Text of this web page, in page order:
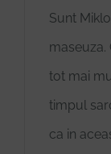
Devino doula
Contact
Sunt
maseuza.
tot mai
timpul
ca in